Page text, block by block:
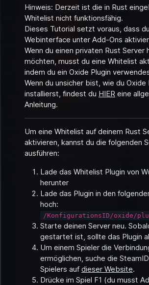
Hinweis: Derzeit ist die in Rust
Whitelist nicht funktionsfähig.
Dieses Tutorial setzt voraus, dass
Webinterface unter Add-Ons
Wenn du einen privaten Rust Server
möchten, musst du eine Whitelist
indem du ein Oxide Plugin
Wenn du unsicher bist, wie du Oxide
installierst, findest du HIER eine
Anleitung.
Um eine Whitelist auf deinem Rust
aktivieren, kannst du die folgenden
ausführen:
Lade das Whitelist Plugin von
herunter
Lade das Plugin in den
hoch:
/KonfigurationsID/oxide/
Starte deinen Server neu.
gestartet ist, sollte das Plugin
Um einem Spieler die
ermöglichen, suche die
Spielers aufdieser Website.
Drücke im Spiel F1 (du musst